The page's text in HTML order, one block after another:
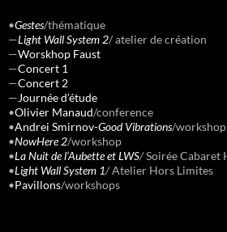
•Gestes/thématique
—Light Wall System 2/ atelier de création
—Worskhop Faust
—Concert 1
—Concert 2
—Journée d’étude
•Olivier Manaud/conference
•Andrei Smirnov-Good Vibrations/workshop
•NowHere 2/workshop
•La Nuit de l’Aubette et LWS/Soirée Cabaret
•Light Wall System 1/Atelier Hors Limites
•Pavillons/workshops